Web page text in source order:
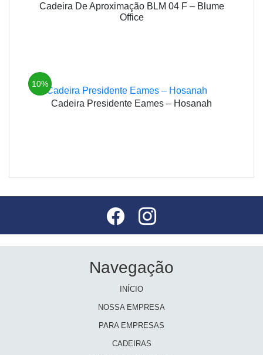
Cadeira De Aproximação BLM 04 F – Blume
Office
10%
Cadeira Presidente Eames – Hosanah
Navegação
INÍCIO
NOSSA EMPRESA
PARA EMPRESAS
CADEIRAS